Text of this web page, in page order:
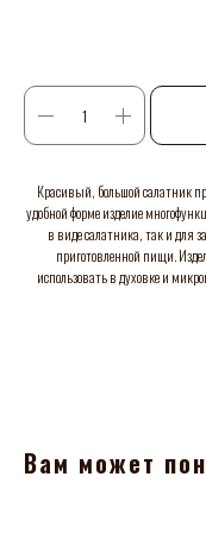
Красивый, большой салатник
удобной форме изделие
в виде салатника, так и для
приготовленной пищи.
использовать в духовке и
Вам может